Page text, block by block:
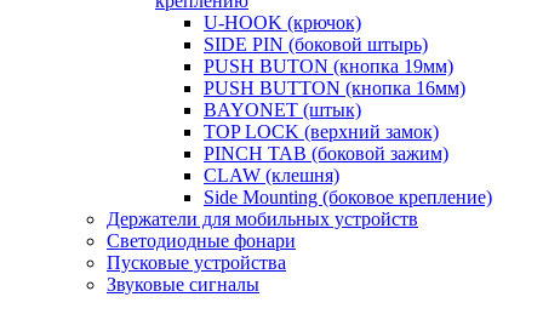
U-HOOK (крючок)
SIDE PIN (боковой штырь)
PUSH BUTON (кнопка 19мм)
PUSH BUTTON (кнопка 16мм)
BAYONET (штык)
TOP LOCK (верхний замок)
PINCH TAB (боковой зажим)
CLAW (клешня)
Side Mounting (боковое крепление)
Держатели для мобильных устройств
Светодиодные фонари
Пусковые устройства
Звуковые сигналы